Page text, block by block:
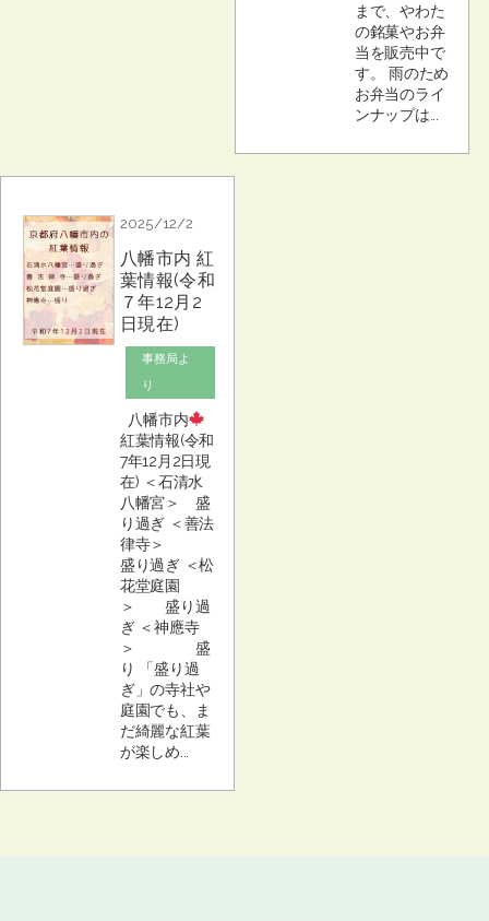
まで、やわた
の銘菓やお弁
当を販売中で
す。 雨のため
お弁当のライ
ンナップは...
2025/12/2
八幡市内 紅
葉情報(令和
７年12月2
日現在)
事務局よ
り
八幡市内
紅葉情報(令和
7年12月2日現
在) ＜石清水
八幡宮＞ 盛
り過ぎ ＜善法
律寺＞
盛り過ぎ ＜松
花堂庭園
＞ 盛り過
ぎ ＜神應寺
＞ 盛
り 「盛り過
ぎ」の寺社や
庭園でも、ま
だ綺麗な紅葉
が楽しめ...